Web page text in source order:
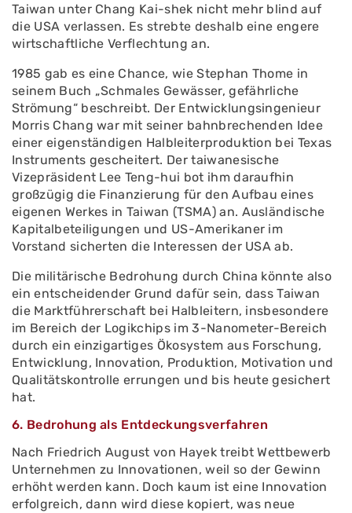
Taiwan unter Chang Kai-shek nicht mehr blind auf
die USA verlassen. Es strebte deshalb eine engere
wirtschaftliche Verflechtung an.
1985 gab es eine Chance, wie Stephan Thome in
seinem Buch „Schmales Gewässer, gefährliche
Strömung“ beschreibt. Der Entwicklungsingenieur
Morris Chang war mit seiner bahnbrechenden Idee
einer eigenständigen Halbleiterproduktion bei Texas
Instruments gescheitert. Der taiwanesische
Vizepräsident Lee Teng-hui bot ihm daraufhin
großzügig die Finanzierung für den Aufbau eines
eigenen Werkes in Taiwan (TSMA) an. Ausländische
Kapitalbeteiligungen und US-Amerikaner im
Vorstand sicherten die Interessen der USA ab.
Die militärische Bedrohung durch China könnte also
ein entscheidender Grund dafür sein, dass Taiwan
die Marktführerschaft bei Halbleitern, insbesondere
im Bereich der Logikchips im 3-Nanometer-Bereich
durch ein einzigartiges Ökosystem aus Forschung,
Entwicklung, Innovation, Produktion, Motivation und
Qualitätskontrolle errungen und bis heute gesichert
hat.
6. Bedrohung als Entdeckungsverfahren
Nach Friedrich August von Hayek treibt Wettbewerb
Unternehmen zu Innovationen, weil so der Gewinn
erhöht werden kann. Doch kaum ist eine Innovation
erfolgreich, dann wird diese kopiert, was neue